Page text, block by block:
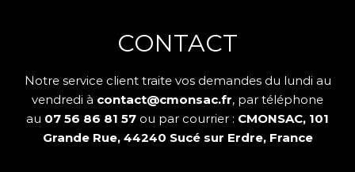
CONTACT
Notre service client traite vos demandes du lundi au
vendredi à contact@cmonsac.fr, par téléphone
au 07 56 86 81 57 ou par courrier : CMONSAC, 101
Grande Rue, 44240 Sucé sur Erdre, France